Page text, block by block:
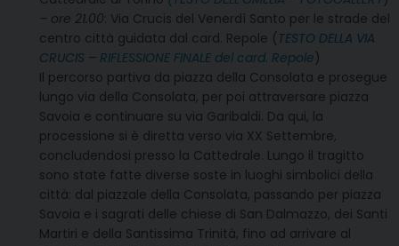
– ore 21.00: Via Crucis del Venerdì Santo per le strade del
centro città guidata dal card. Repole ( TESTO DELLA VIA
CRUCIS – RIFLESSIONE FINALE del card. Repole)
Il percorso partiva da piazza della Consolata e prosegue
lungo via della Consolata, per poi attraversare piazza
Savoia e continuare su via Garibaldi. Da qui, la
processione si è diretta verso via XX Settembre,
concludendosi presso la Cattedrale. Lungo il tragitto
sono state fatte diverse soste in luoghi simbolici della
città: dal piazzale della Consolata, passando per piazza
Savoia e i sagrati delle chiese di San Dalmazzo, dei Santi
Martiri e della Santissima Trinità, fino ad arrivare al